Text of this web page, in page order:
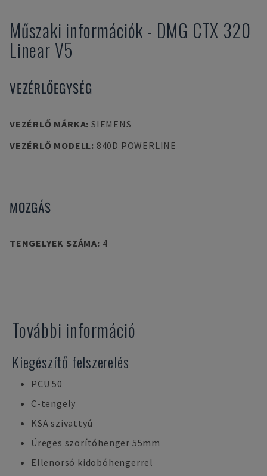
Műszaki információk - DMG CTX 320
Linear V5
VEZÉRLŐEGYSÉG
VEZÉRLŐ MÁRKA: SIEMENS
VEZÉRLŐ MODELL: 840D POWERLINE
MOZGÁS
TENGELYEK SZÁMA: 4
További információ
Kiegészítő felszerelés
PCU 50
C-tengely
KSA szivattyú
Üreges szorítóhenger 55mm
Ellenorsó kidobóhengerrel